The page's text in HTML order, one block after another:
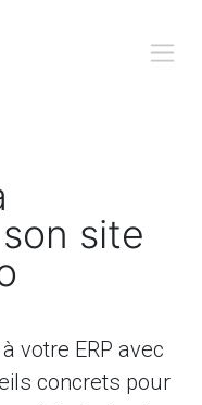
site
votre ERP avec
concrets pour